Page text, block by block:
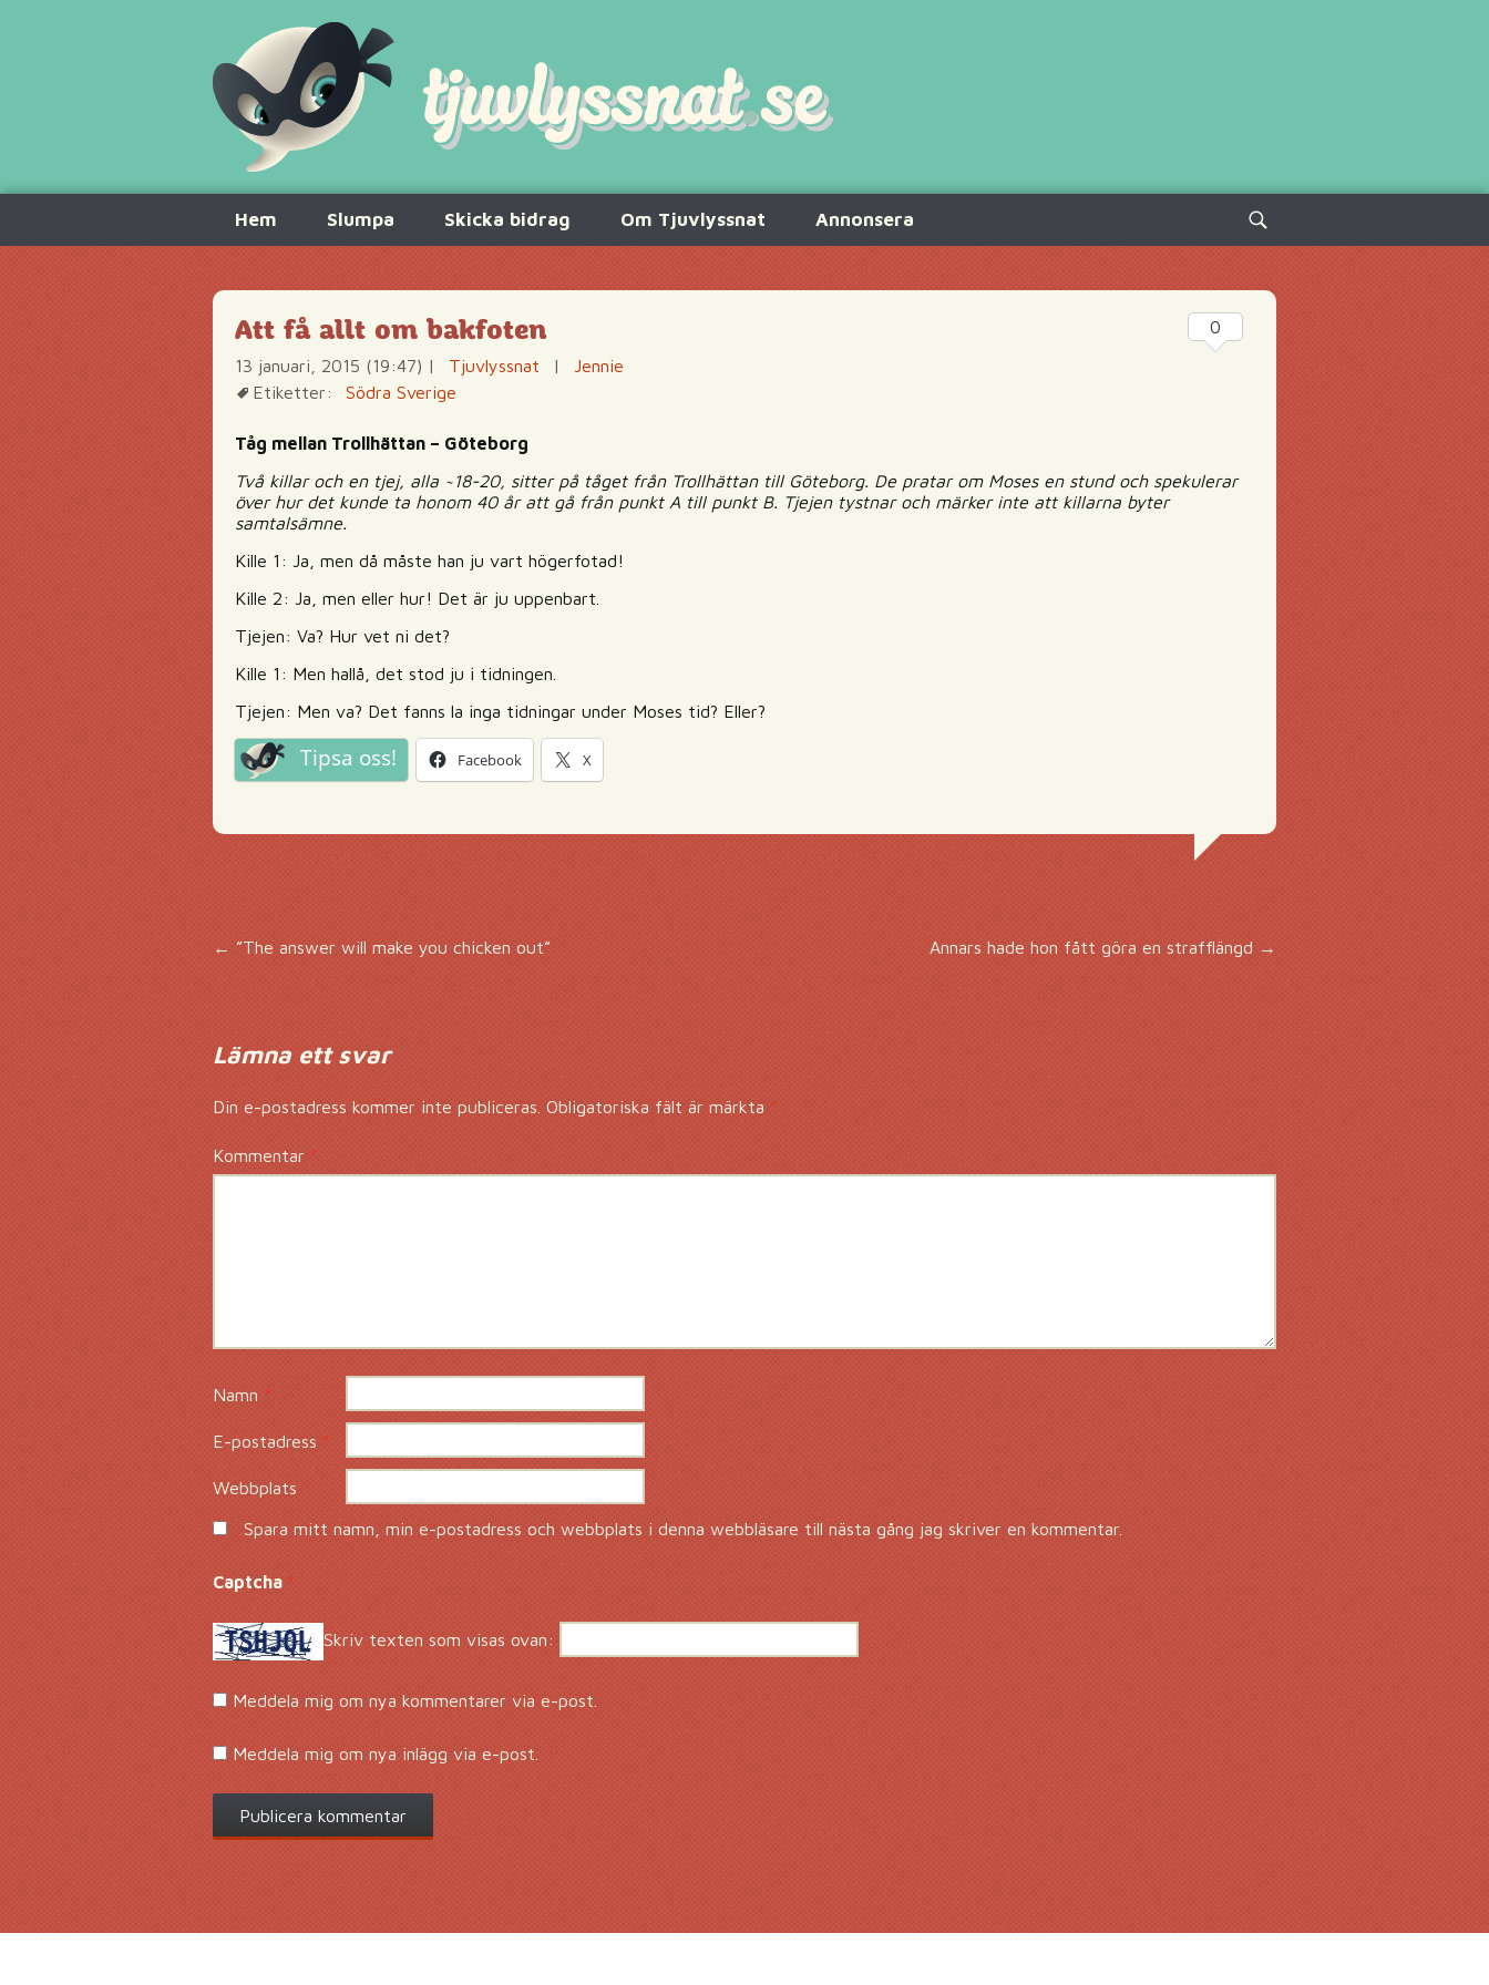
innehåll
Hem Slumpa Skicka bidrag Om Tjuvlyssnat Annonsera
Sök
efter:
Att få allt om bakfoten
13 januari, 2015 (19:47) | Tjuvlyssnat |
Jennie
Etiketter:
Södra Sverige
Tåg mellan Trollhättan – Göteborg
Två killar och en tjej, alla ~18-20, sitter på tåget från Trollhättan till Göteborg. De pratar om Moses en stund och spekulerar
över hur det kunde ta honom 40 år att gå från punkt A till punkt B. Tjejen tystnar och märker inte att killarna byter
samtalsämne.
Kille 1: Ja, men då måste han ju vart högerfotad!
Kille 2: Ja, men eller hur! Det är ju uppenbart.
Tjejen: Va? Hur vet ni det?
Kille 1: Men hallå, det stod ju i tidningen.
Tjejen: Men va? Det fanns la inga tidningar under Moses tid? Eller?
Tipsa oss! Facebook X
0
Inläggsnavigering
←”The answer will make you chicken out” Annars hade hon fått göra en strafflängd →
Lämna ett svar
Din e-postadress kommer inte publiceras. Obligatoriska fält är märkta*
Kommentar*
Namn*
E-postadress*
Webbplats
Spara mitt namn, min e-postadress och webbplats i denna webbläsare till nästa gång jag skriver en kommentar.
Captcha*
Skriv texten som visas ovan:
Meddela mig om nya kommentarer via e-post.
Meddela mig om nya inlägg via e-post.